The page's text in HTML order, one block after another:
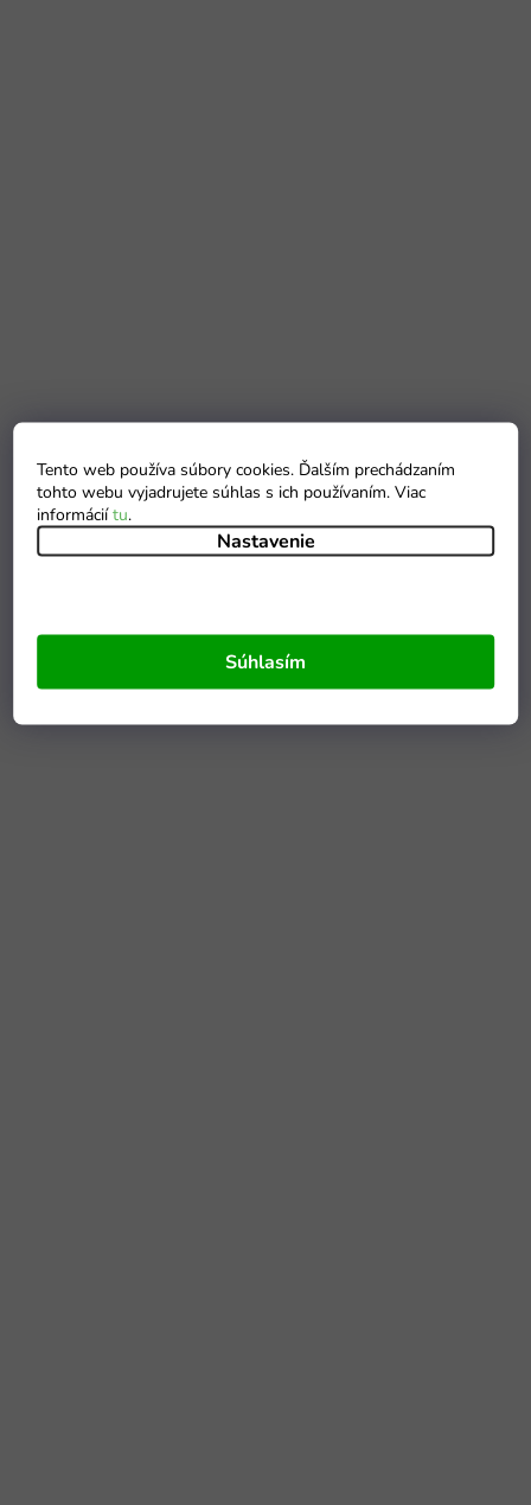
Tento web používa súbory cookies. Ďalším prechádzaním
tohto webu vyjadrujete súhlas s ich používaním. Viac
informáciítu.
Nastavenie
Súhlasím